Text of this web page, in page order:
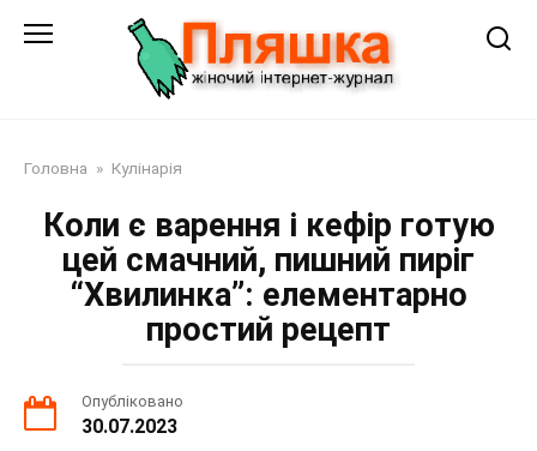
Головна » Кулінарія
Коли є варення і кефір готую
цей смачний, пишний пиріг
“Хвилинка”: елементарно
простий рецепт
Опубліковано
30.07.2023